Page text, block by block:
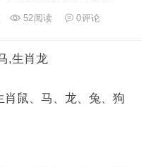
52阅读 0评论
,生肖龙
鼠、马、龙、兔、狗